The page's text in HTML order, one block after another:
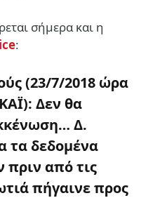
σήμερα και η
:
(23/7/2018 ώρα
Δεν θα
Δ.
τα δεδομένα
από τις
πήγαινε προς